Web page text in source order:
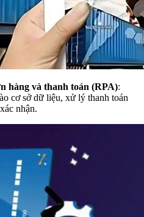
hàng và thanh toán (RPA):
cơ sở dữ liệu, xử lý thanh toán
nhận.